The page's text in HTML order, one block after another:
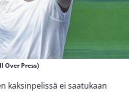
Over Press)
kaksinpelissä ei saatukaan